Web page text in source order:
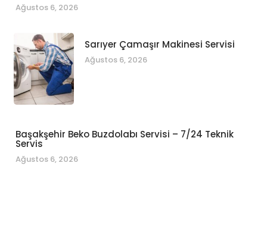
Ağustos 6, 2026
Sarıyer Çamaşır Makinesi Servisi
Ağustos 6, 2026
Başakşehir Beko Buzdolabı Servisi – 7/24 Teknik
Servis
Ağustos 6, 2026